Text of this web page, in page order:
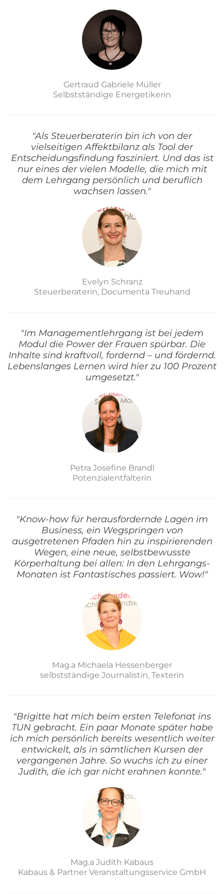
Gertraud Gabriele Müller
Selbstständige Energetikerin
"Als Steuerberaterin bin ich von der
vielseitigen Affektbilanz als Tool der
Entscheidungsfindung fasziniert. Und das ist
nur eines der vielen Modelle, die mich mit
dem Lehrgang persönlich und beruflich
wachsen lassen."
Evelyn Schranz
Steuerberaterin, Documenta Treuhand
"Im Managementlehrgang ist bei jedem
Modul die Power der Frauen spürbar. Die
Inhalte sind kraftvoll, fordernd – und fördernd.
Lebenslanges Lernen wird hier zu 100 Prozent
umgesetzt."
Petra Josefine Brandl
Potenzialentfalterin
"Know-how für herausfordernde Lagen im
Business, ein Wegspringen von
ausgetretenen Pfaden hin zu inspirierenden
Wegen, eine neue, selbstbewusste
Körperhaltung bei allen: In den Lehrgangs-
Monaten ist Fantastisches passiert. Wow!"
Mag.a Michaela Hessenberger
selbstständige Journalistin, Texterin
"Brigitte hat mich beim ersten Telefonat ins
TUN gebracht. Ein paar Monate später habe
ich mich persönlich bereits wesentlich weiter
entwickelt, als in sämtlichen Kursen der
vergangenen Jahre. So wuchs ich zu einer
Judith, die ich gar nicht erahnen konnte."
Mag.a Judith Kabaus
Kabaus & Partner Veranstaltungsservice GmbH